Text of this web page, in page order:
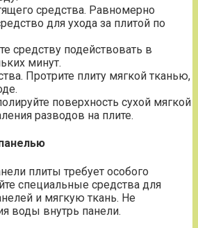
средства. Равномерно
для ухода за плитой по
средству подействовать в
минут.
Протрите плиту мягкой тканью,
поверхность сухой мягкой
разводов на плите.
плиты требует особого
специальные средства для
и мягкую ткань. Не
воды внутрь панели.